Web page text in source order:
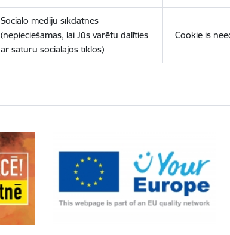
Sociālo mediju sīkdatnes
(nepieciešamas, lai Jūs varētu dalīties
ar saturu sociālajos tīklos)
Cookie is